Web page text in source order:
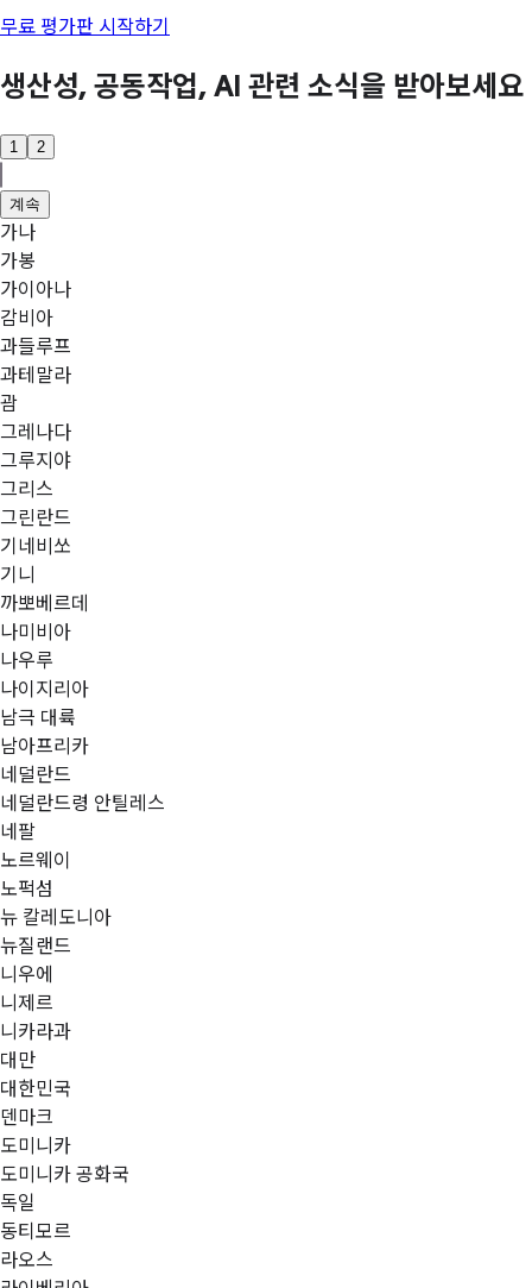
무료 평가판 시작하기
생산성, 공동작업, AI 관련 소식을 받아보세요
1 2
계속
가나
가봉
가이아나
감비아
과들루프
과테말라
괌
그레나다
그루지야
그리스
그린란드
기네비쏘
기니
까뽀베르데
나미비아
나우루
나이지리아
남극 대륙
남아프리카
네덜란드
네덜란드령 안틸레스
네팔
노르웨이
노퍽섬
뉴 칼레도니아
뉴질랜드
니우에
니제르
니카라과
대만
대한민국
덴마크
도미니카
도미니카 공화국
독일
동티모르
라오스